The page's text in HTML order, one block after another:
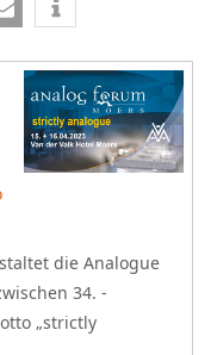
die Analogue
34. -
„strictly